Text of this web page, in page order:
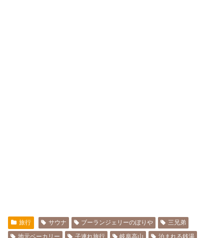
旅行 サウナ ブーランジェリーのぼりや
三兄弟
地元ベーカリー
子連れ旅行 岐阜高山
泊まれる銭湯